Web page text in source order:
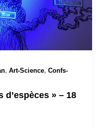
, Art-Science, Confs-
d’espèces » – 18